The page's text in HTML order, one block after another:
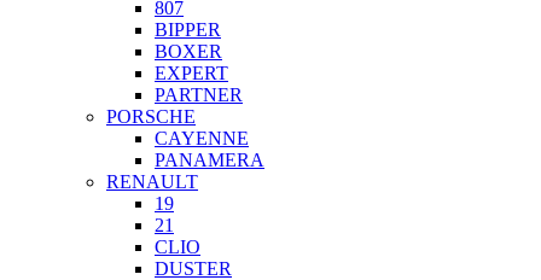
807
BIPPER
BOXER
EXPERT
PARTNER
PORSCHE
CAYENNE
PANAMERA
RENAULT
19
21
CLIO
DUSTER